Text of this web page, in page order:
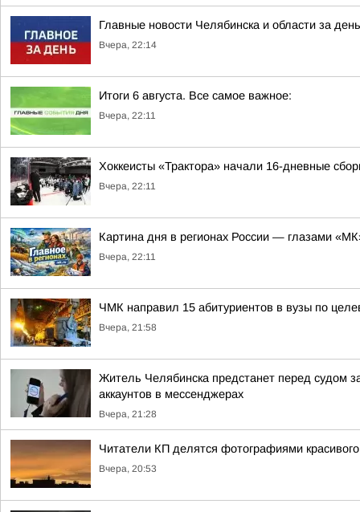
Главные новости Челябинска и области за день
Вчера, 22:14
Итоги 6 августа. Все самое важное:
Вчера, 22:11
Хоккеисты «Трактора» начали 16-дневные
Вчера, 22:11
Картина дня в регионах России — глазами
Вчера, 22:11
ЧМК направил 15 абитуриентов в вузы по
Вчера, 21:58
Житель Челябинска предстанет перед судом
аккаунтов в мессенджерах
Вчера, 21:28
Читатели КП делятся фотографиями
Вчера, 20:53